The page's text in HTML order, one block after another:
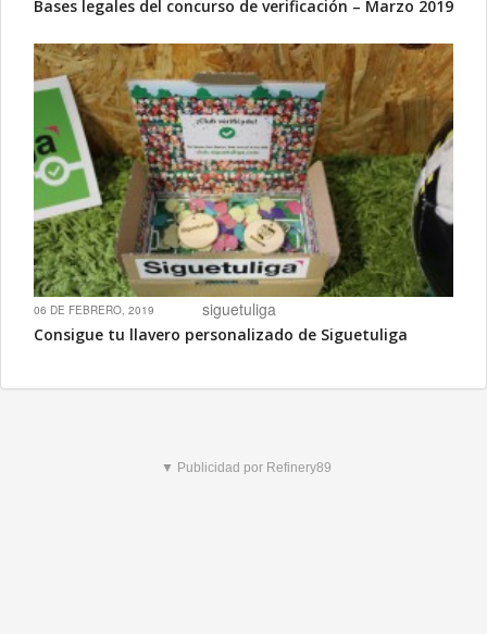
Bases legales del concurso de verificación – Marzo 2019
06 DE FEBRERO, 2019 siguetuliga
Consigue tu llavero personalizado de Siguetuliga
▼ Publicidad por Refinery89